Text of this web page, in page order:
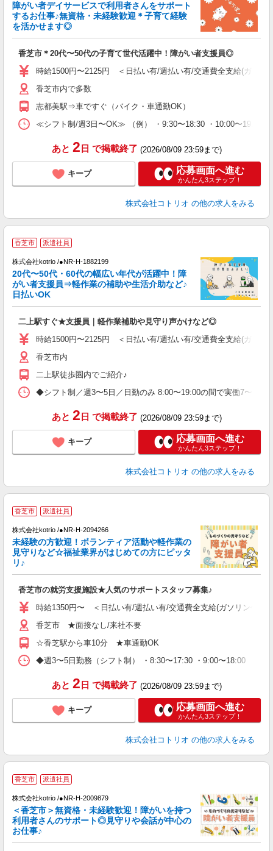
障がい者デイサービスで利用者さんをサポート
するお仕事♪無資格・未経験歓迎＊子育て経験
を活かせます◎
香芝市＊20代〜50代の子育て世代活躍中！障がい者支援員◎
時給1500円〜2125円 ＜日払い有/週払い有/交通費全支給(ガソリ
香芝市内で多数
志都美駅⇒車ですぐ（バイク・車通勤OK）
≪シフト制/週3日〜OK≫ （例） ・9:30〜18:30 ・10:00〜19:00
あと 2 日 で掲載終了 (2026/08/09 23:59まで)
キープ 応募画面へ進む
かんたん3ステップ！
株式会社コトリオ の他の求人をみる
香芝市 派遣社員
株式会社kotrio /●NR-H-1882199
20代〜50代・60代の幅広い年代が活躍中！障
がい者支援員⇒軽作業の補助や生活介助など♪
日払いOK
二上駅すぐ★支援員｜軽作業補助や見守り声かけなど◎
時給1500円〜2125円 ＜日払い有/週払い有/交通費全支給(ガソリ
香芝市内
二上駅徒歩圏内でご紹介♪
◆シフト制／週3〜5日／日勤のみ 8:00〜19:00の間で実働7〜8h
あと 2 日 で掲載終了 (2026/08/09 23:59まで)
キープ 応募画面へ進む
かんたん3ステップ！
株式会社コトリオ の他の求人をみる
香芝市 派遣社員
株式会社kotrio /●NR-H-2094266
未経験の方歓迎！ボランティア活動や軽作業の
見守りなど☆福祉業界がはじめての方にピッタ
リ♪
香芝市の就労支援施設★人気のサポートスタッフ募集♪
時給1350円〜 ＜日払い有/週払い有/交通費全支給(ガソリン代含
香芝市 ★面接なし/来社不要
☆香芝駅から車10分 ★車通勤OK
◆週3〜5日勤務（シフト制） ・8:30〜17:30 ・9:00〜18:00 ※休
あと 2 日 で掲載終了 (2026/08/09 23:59まで)
キープ 応募画面へ進む
かんたん3ステップ！
株式会社コトリオ の他の求人をみる
香芝市 派遣社員
株式会社kotrio /●NR-H-2009879
＜香芝市＞無資格・未経験歓迎！障がいを持つ
利用者さんのサポート◎見守りや会話が中心の
お仕事♪